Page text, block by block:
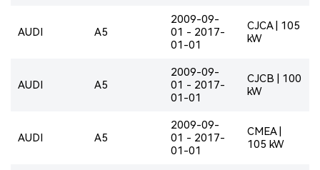
AUDI A5
2009-09-
01 - 2017-
01-01
CJCA | 105
kW
AUDI A5
2009-09-
01 - 2017-
01-01
CJCB | 100
kW
AUDI A5
2009-09-
01 - 2017-
01-01
CMEA |
105 kW